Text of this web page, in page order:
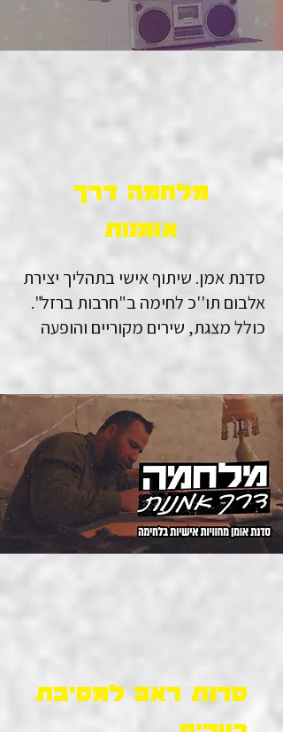
מלחמה דרך
אומנות
סדנת אמן. שיתוף אישי בתהליך יצירת
אלבום תו''כ לחימה ב"חרבות ברזל".
כולל מצגת, שירים מקוריים והופעה
סדנת ראפ למסיבת